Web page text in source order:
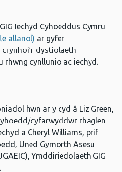
Iechyd Cyhoeddus Cymru
allanol) ar gyfer
dystiolaeth
rhwng cynllunio ac iechyd.
hwn ar y cyd â Liz Green,
cyfarwyddwr rhaglen
a Cheryl Williams, prif
Uned Gymorth Asesu
Ymddiriedolaeth GIG